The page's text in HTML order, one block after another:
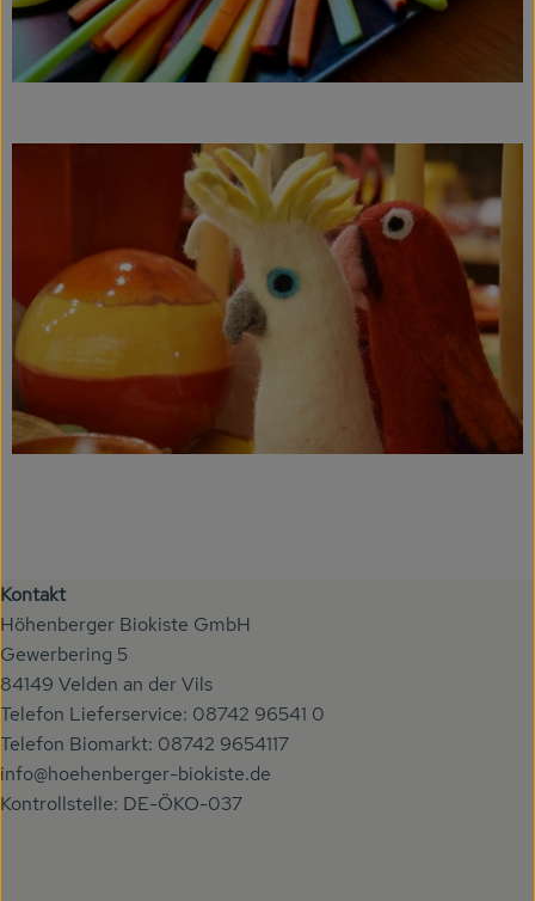
Kontakt
Höhenberger Biokiste GmbH
Gewerbering 5
84149 Velden an der Vils
Telefon Lieferservice: 08742 96541 0
Telefon Biomarkt: 08742 9654117
info@hoehenberger-biokiste.de
Kontrollstelle: DE-ÖKO-037